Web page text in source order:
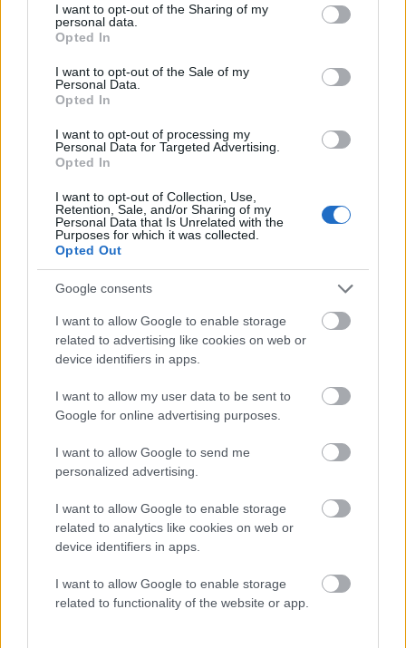
not limited to your visit or usage behaviour. You may click to
grant or deny consent to Google and its third-party tags to
use your data for below specified purposes in below Google
consent section.
I want to opt-out of the Sharing of my
personal data.
Opted In
I want to opt-out of the Sale of my
Personal Data.
Opted In
I want to opt-out of processing my
Personal Data for Targeted Advertising.
Opted In
I want to opt-out of Collection, Use,
Retention, Sale, and/or Sharing of my
Personal Data that Is Unrelated with the
Purposes for which it was collected.
Opted Out
Google consents
I want to allow Google to enable storage
related to advertising like cookies on web or
device identifiers in apps.
I want to allow my user data to be sent to
Google for online advertising purposes.
I want to allow Google to send me
personalized advertising.
I want to allow Google to enable storage
related to analytics like cookies on web or
device identifiers in apps.
I want to allow Google to enable storage
related to functionality of the website or app.
Saker i domstolene – Færre
overraskelser, bedre kontroll
Få rask tilgang til juridisk informasjon om kunder og
leverandørers aktivitet i domstolene. Tjenesten gir deg
oversikt over både pågående og avsluttede saker, slik at du
kan avdekke potensielle risikoer tidlig og handle proaktivt.
Hva får du tilgang til?
Full rettshistorikk
– innsikt i både tidligere og
pågående saker
Tidlig varsling– opptil 12 ukers forvarsel om
Sanntidsoppdateringer – bli varslet umiddelbart når
nye saker registreres
Med Proff Forvalt kan du identifisere juridiske utfordringer
før de blir et problem – og ta tryggere beslutninger.